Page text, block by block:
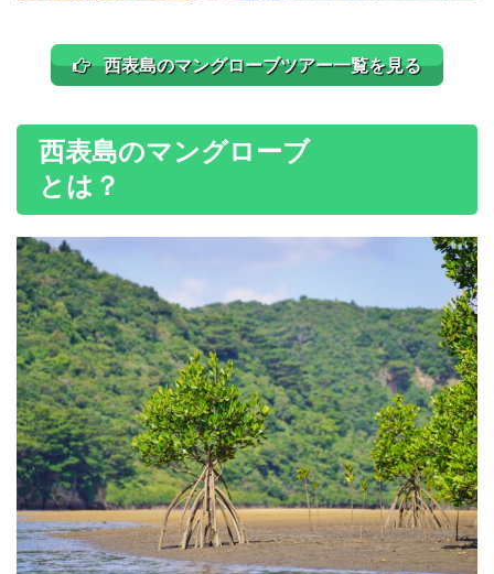
西表島のマングローブツアー一覧を見る
西表島のマングローブ
とは？